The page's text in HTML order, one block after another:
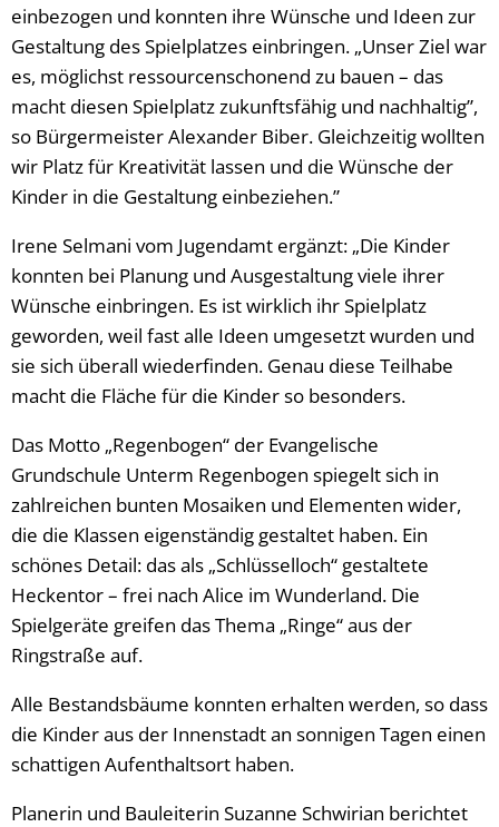
einbezogen und konnten ihre Wünsche und Ideen zur
Gestaltung des Spielplatzes einbringen. „Unser Ziel war
es, möglichst ressourcenschonend zu bauen – das
macht diesen Spielplatz zukunftsfähig und nachhaltig”,
so Bürgermeister Alexander Biber. Gleichzeitig wollten
wir Platz für Kreativität lassen und die Wünsche der
Kinder in die Gestaltung einbeziehen.”
Irene Selmani vom Jugendamt ergänzt: „Die Kinder
konnten bei Planung und Ausgestaltung viele ihrer
Wünsche einbringen. Es ist wirklich ihr Spielplatz
geworden, weil fast alle Ideen umgesetzt wurden und
sie sich überall wiederfinden. Genau diese Teilhabe
macht die Fläche für die Kinder so besonders.
Das Motto „Regenbogen“ der Evangelische
Grundschule Unterm Regenbogen spiegelt sich in
zahlreichen bunten Mosaiken und Elementen wider,
die die Klassen eigenständig gestaltet haben. Ein
schönes Detail: das als „Schlüsselloch“ gestaltete
Heckentor – frei nach Alice im Wunderland. Die
Spielgeräte greifen das Thema „Ringe“ aus der
Ringstraße auf.
Alle Bestandsbäume konnten erhalten werden, so dass
die Kinder aus der Innenstadt an sonnigen Tagen einen
schattigen Aufenthaltsort haben.
Planerin und Bauleiterin Suzanne Schwirian berichtet